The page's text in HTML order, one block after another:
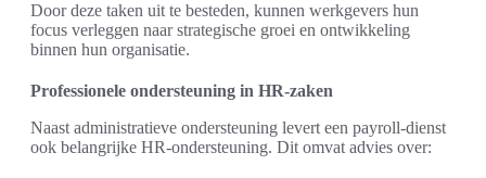
Door deze taken uit te besteden, kunnen werkgevers hun
focus verleggen naar strategische groei en ontwikkeling
binnen hun organisatie.
Professionele ondersteuning in HR-zaken
Naast administratieve ondersteuning levert een payroll-dienst
ook belangrijke HR-ondersteuning. Dit omvat advies over: